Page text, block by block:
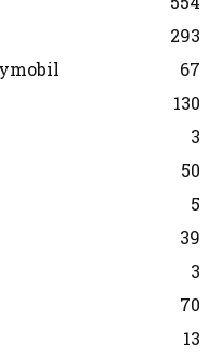
293
67
130
3
50
5
39
3
70
13